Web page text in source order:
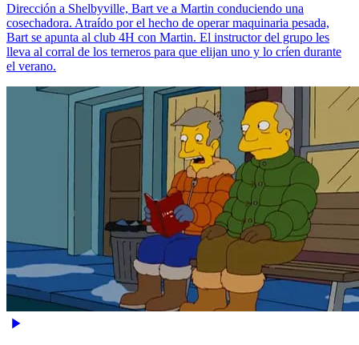
Dirección a Shelbyville, Bart ve a Martin conduciendo una
cosechadora. Atraído por el hecho de operar maquinaria pesada,
Bart se apunta al club 4H con Martin. El instructor del grupo les
lleva al corral de los terneros para que elijan uno y lo críen durante
el verano.